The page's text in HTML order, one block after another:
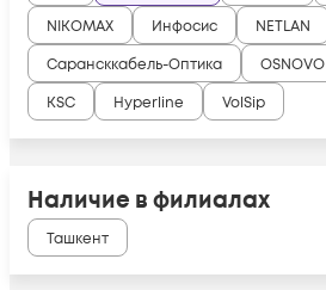
NIKOMAX
Инфосис
NETLAN
Сарансккабель-Оптика
OSNOVO
KSC
Hyperline VolSip
Наличие в филиалах
Ташкент